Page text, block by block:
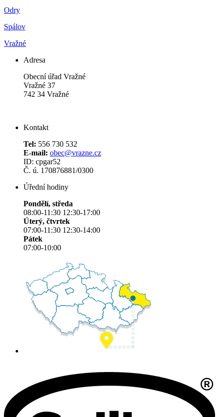
Odry
Spálov
Vražné
Adresa
Obecní úřad Vražné
Vražné 37
742 34 Vražné
Kontakt
Tel: 556 730 532
E-mail: obec@vrazne.cz
ID: cpgar52
Č. ú. 170876881/0300
Úřední hodiny
Pondělí, středa
08:00-11:30 12:30-17:00
Úterý, čtvrtek
07:00-11:30 12:30-14:00
Pátek
07:00-10:00